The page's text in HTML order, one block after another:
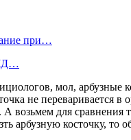
при…
мол, арбузные
не переваривается
возьмем для
арбузную косточку, то